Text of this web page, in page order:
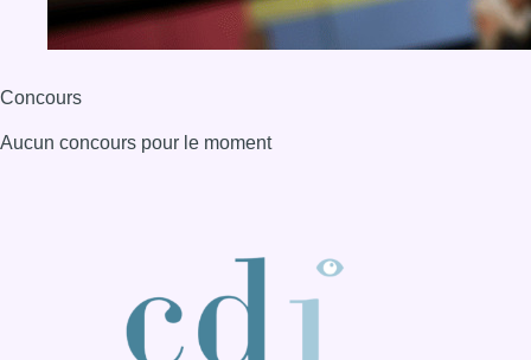
Concours
Aucun concours pour le moment